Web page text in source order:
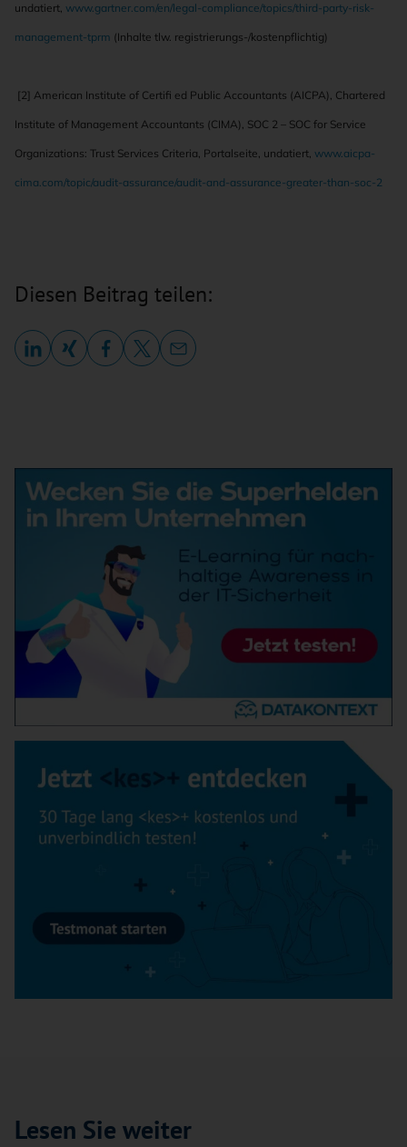
undatiert, www.gartner.com/en/legal-compliance/topics/third-party-risk-
management-tprm (Inhalte tlw. registrierungs-/kostenpflichtig)
[2] American Institute of Certifi ed Public Accountants (AICPA), Chartered
Institute of Management Accountants (CIMA), SOC 2 – SOC for Service
Organizations: Trust Services Criteria, Portalseite, undatiert, www.aicpa-
cima.com/topic/audit-assurance/audit-and-assurance-greater-than-soc-2
Diesen Beitrag teilen:
Lesen Sie weiter